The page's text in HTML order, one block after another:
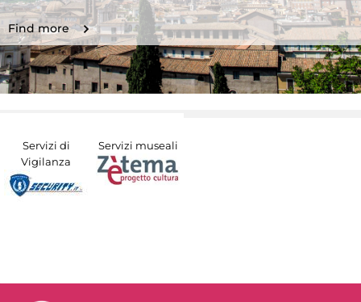
Find more
Servizi di
Vigilanza
Servizi museali